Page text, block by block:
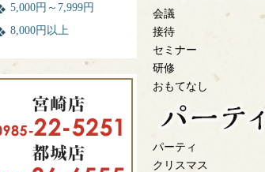
会議
接待
セミナー
研修
おもてなし
パーティ
クリスマス
5,000円～7,999円
8,000円以上